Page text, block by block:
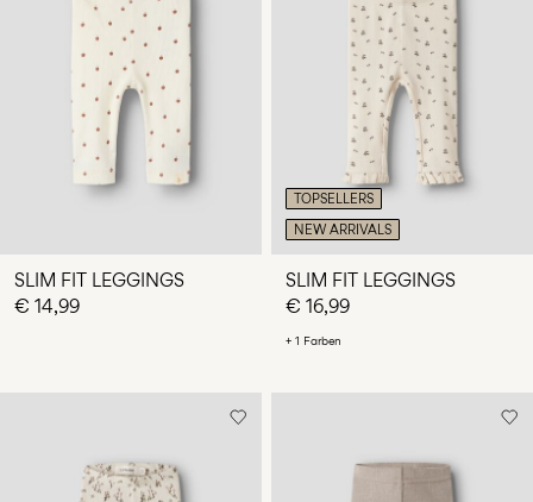
SLIM FIT LEGGINGS
€ 14,99
TOPSELLERS
NEW ARRIVALS
SLIM FIT LEGGINGS
€ 16,99
+ 1 Farben